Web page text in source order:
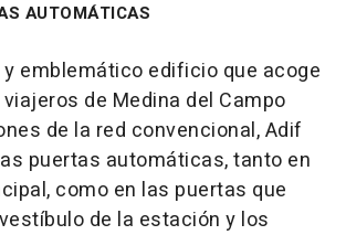
AUTOMÁTICAS
emblemático edificio que acoge
de Medina del Campo
de la red convencional, Adif
puertas automáticas, tanto en
como en las puertas que
de la estación y los